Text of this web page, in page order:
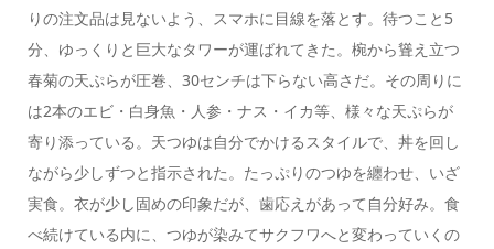
りの注文品は見ないよう、スマホに目線を落とす。待つこと5
分、ゆっくりと巨大なタワーが運ばれてきた。椀から聳え立つ
春菊の天ぷらが圧巻、30センチは下らない高さだ。その周りに
は2本のエビ・白身魚・人参・ナス・イカ等、様々な天ぷらが
寄り添っている。天つゆは自分でかけるスタイルで、丼を回し
ながら少しずつと指示された。たっぷりのつゆを纏わせ、いざ
実食。衣が少し固めの印象だが、歯応えがあって自分好み。食
べ続けている内に、つゆが染みてサクフワへと変わっていくの